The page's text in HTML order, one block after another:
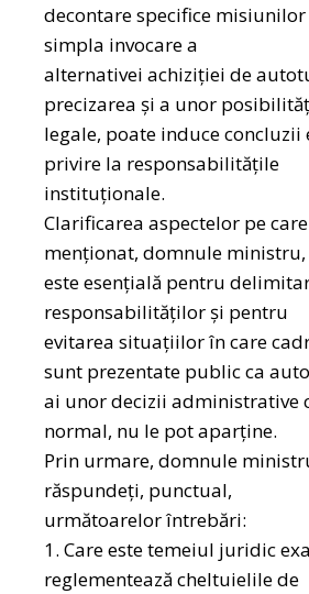
decontare specifice
simpla invocare a
alternativei achiziției de
precizarea și a unor
legale, poate induce concluzii
privire la responsabilitățile
instituționale.
Clarificarea aspectelor pe
menționat, domnule ministru,
este esențială pentru
responsabilităților și pentru
evitarea situațiilor în care
sunt prezentate public ca
ai unor decizii administrative
normal, nu le pot aparține.
Prin urmare, domnule
răspundeți, punctual,
următoarelor întrebări:
1. Care este temeiul juridic
reglementează cheltuielile de